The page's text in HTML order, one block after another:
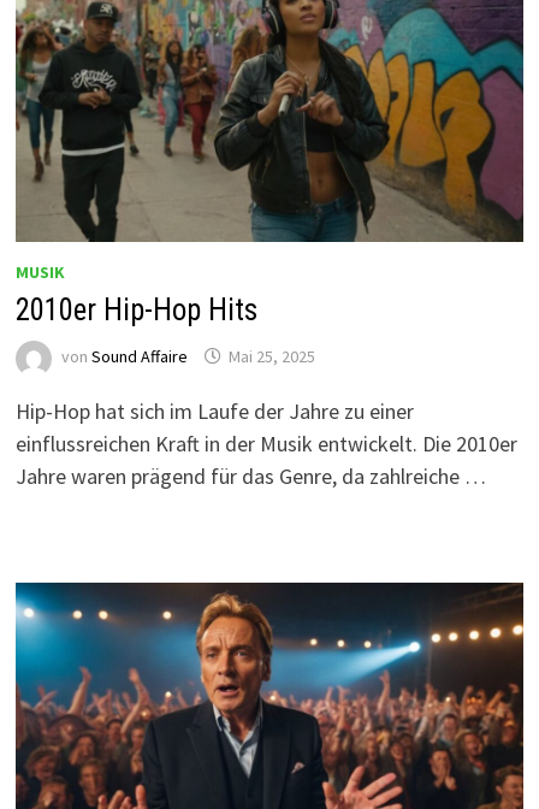
MUSIK
2010er Hip-Hop Hits
von Sound Affaire Mai 25, 2025
Hip-Hop hat sich im Laufe der Jahre zu einer
einflussreichen Kraft in der Musik entwickelt. Die 2010er
Jahre waren prägend für das Genre, da zahlreiche …